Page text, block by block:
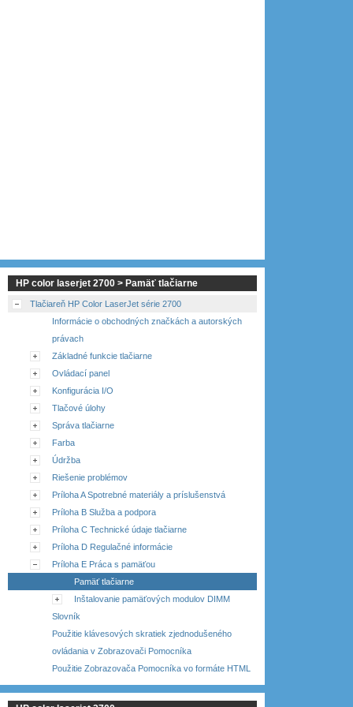
HP color laserjet 2700 > Pamäť tlačiarne
Tlačiareň HP Color LaserJet série 2700
Informácie o obchodných značkách a autorských
právach
Základné funkcie tlačiarne
Ovládací panel
Konfigurácia I/O
Tlačové úlohy
Správa tlačiarne
Farba
Údržba
Riešenie problémov
Príloha A Spotrebné materiály a príslušenstvá
Príloha B Služba a podpora
Príloha C Technické údaje tlačiarne
Príloha D Regulačné informácie
Príloha E Práca s pamäťou
Pamäť tlačiarne
Inštalovanie pamäťových modulov DIMM
Slovník
Použitie klávesových skratiek zjednodušeného
ovládania v Zobrazovači Pomocníka
Použitie Zobrazovača Pomocníka vo formáte HTML